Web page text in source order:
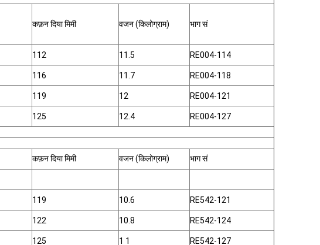
कफ़न दिया मिमी वजन (किलोग्राम)
भाग सं
112 11.5 RE004-114
116 11.7 RE004-118
119 12 RE004-121
125 12.4
RE004-127
कफ़न दिया मिमी वजन (किलोग्राम) भाग सं
119 10.6 RE542-121
122 10.8 RE542-124
125 1 1 RE542-127